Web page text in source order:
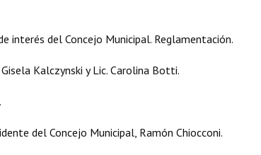
interés del Concejo Municipal. Reglamentación.
Kalczynski y Lic. Carolina Botti.
del Concejo Municipal, Ramón Chiocconi.